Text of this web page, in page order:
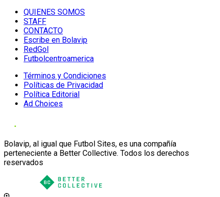
QUIENES SOMOS
STAFF
CONTACTO
Escribe en Bolavip
RedGol
Futbolcentroamerica
Términos y Condiciones
Políticas de Privacidad
Política Editorial
Ad Choices
Bolavip, al igual que Futbol Sites, es una compañía
perteneciente a Better Collective. Todos los derechos
reservados